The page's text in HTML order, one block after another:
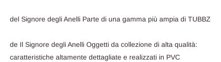
del Signore degli Anelli Parte di una gamma più ampia di TUBBZ
de Il Signore degli Anelli Oggetti da collezione di alta qualità:
caratteristiche altamente dettagliate e realizzati in PVC